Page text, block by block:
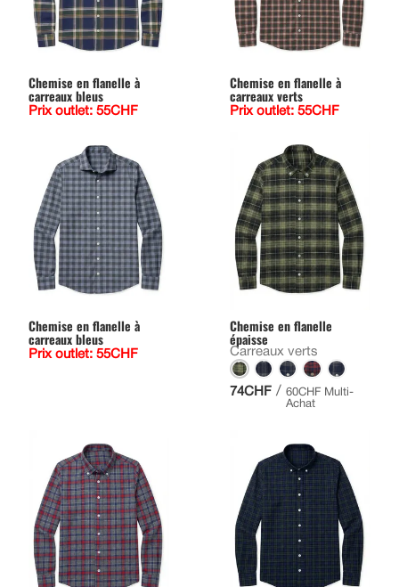
Chemise en flanelle à
carreaux bleus
Prix outlet: 55CHF
Chemise en flanelle à
carreaux verts
Prix outlet: 55CHF
Chemise en flanelle à
carreaux bleus
Prix outlet: 55CHF
Chemise en flanelle
épaisse
Carreaux verts
74CHF / 60CHF Multi-
Achat